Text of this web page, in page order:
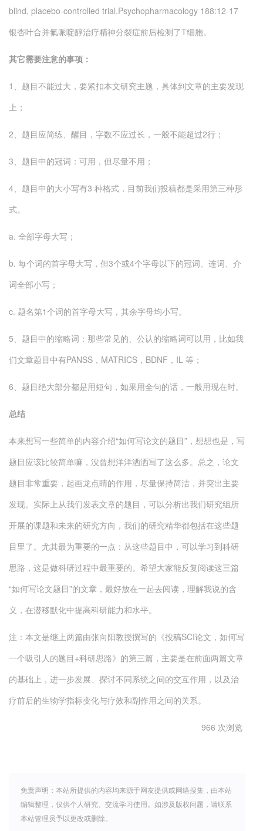
blind, placebo-controlled trial.Psychopharmacology 188:12-17
银杏叶合并氟哌啶醇治疗精神分裂症前后检测了T细胞。
其它需要注意的事项：
1、题目不能过大，要紧扣本文研究主题，具体到文章的主要发现
上；
2、题目应简练、醒目，字数不应过长，一般不能超过2行；
3、题目中的冠词：可用，但尽量不用；
4、题目中的大小写有3 种格式，目前我们投稿都是采用第三种形
式。
a. 全部字母大写；
b. 每个词的首字母大写，但3个或4个字母以下的冠词、连词、介
词全部小写；
c. 题名第1个词的首字母大写，其余字母均小写。
5、题目中的缩略词：那些常见的、公认的缩略词可以用，比如我
们文章题目中有PANSS，MATRICS，BDNF，IL 等；
6、题目绝大部分都是用短句，如果用全句的话，一般用现在时。
总结
本来想写一些简单的内容介绍“如何写论文的题目”，想想也是，写
题目应该比较简单嘛，没曾想洋洋洒洒写了这么多。总之，论文
题目非常重要，起画龙点睛的作用，尽量保持简洁，并突出主要
发现。实际上从我们发表文章的题目，可以分析出我们研究组所
开展的课题和未来的研究方向，我们的研究精华都包括在这些题
目里了。尤其最为重要的一点：从这些题目中，可以学习到科研
思路，这是做科研过程中最重要的。希望大家能反复阅读这三篇
“如何写论文题目”的文章，最好放在一起去阅读，理解我说的含
义，在潜移默化中提高科研能力和水平。
注：本文是继上两篇由张向阳教授撰写的《投稿SCI论文，如何写
一个吸引人的题目+科研思路》的第三篇，主要是在前面两篇文章
的基础上，进一步发展、探讨不同系统之间的交互作用，以及治
疗前后的生物学指标变化与疗效和副作用之间的关系。
966 次浏览
免责声明：本站所提供的内容均来源于网友提供或网络搜集，由本站
编辑整理，仅供个人研究、交流学习使用。如涉及版权问题，请联系
本站管理员予以更改或删除。